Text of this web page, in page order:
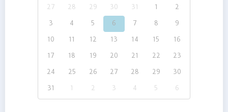
27 28 29 30 31 1 2
3 4 5 6 7 8 9
10 11 12 13 14 15 16
17 18 19 20 21 22 23
24 25 26 27 28 29 30
31 1 2 3 4 5 6